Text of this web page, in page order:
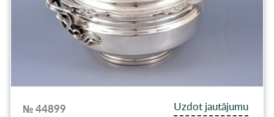
№ 44899
Uzdot jautājumu